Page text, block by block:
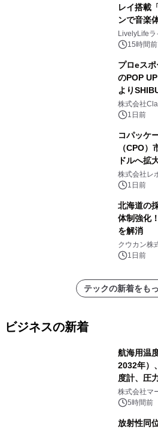
レイ搭載
ンで音楽
LivelyLife
15時間前
プロeスポ
のPOP
より
開催決定
株式会社
1日前
コパッケ
（CPO
ドルへ拡
センター
速
株式会社レ
1日前
北海道の
体制強化
を解消
クウカン株
1日前
テックの新着をも
ビジネスの新着
航海用温
2032年）
度計、圧
ポートを
株式会社マ
5時間前
放射性同